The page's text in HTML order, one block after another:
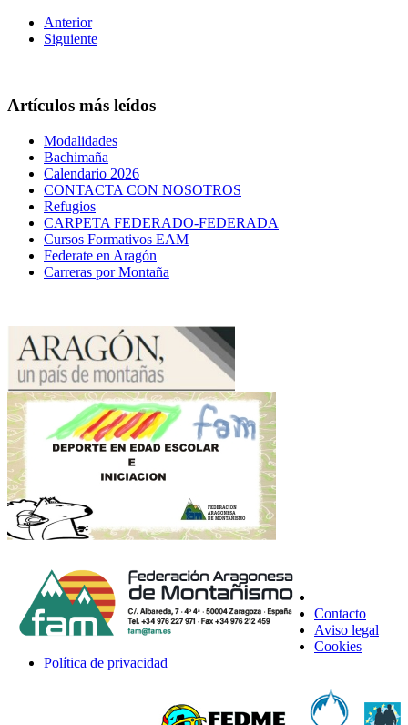
Anterior
Siguiente
Artículos más leídos
Modalidades
Bachimaña
Calendario 2026
CONTACTA CON NOSOTROS
Refugios
CARPETA FEDERADO-FEDERADA
Cursos Formativos EAM
Federate en Aragón
Carreras por Montaña
Contacto
Aviso legal
Cookies
Política de privacidad